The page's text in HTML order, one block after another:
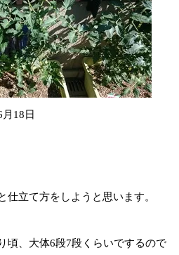
18日
仕立て方をしようと思います。
頃、大体6段7段くらいでするので